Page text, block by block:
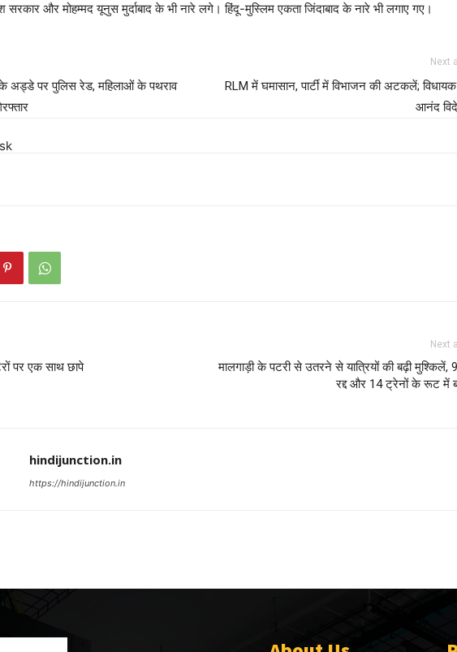
सरकार और मोहम्मद यूनुस मुर्दाबाद के भी नारे लगे। हिंदू-मुस्लिम एकता जिंदाबाद के नारे भी लगाए गए।
के अड्डे पर पुलिस रेड, महिलाओं के पथराव
Next
RLM में घमासान, पार्टी में विभाजन की अटकलें;
आनंद
पर एक साथ छापे
Next
मालगाड़ी के पटरी से उतरने से यात्रियों की बढ़ी मुश्किलें,
रद्द और 14 ट्रेनों के रूट में
hindijunction.in
https://hindijunction.in